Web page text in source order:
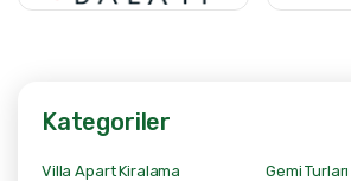
Kategoriler
Villa Apart Kiralama
Gemi Turları